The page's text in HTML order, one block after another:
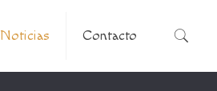
Noticias Contacto